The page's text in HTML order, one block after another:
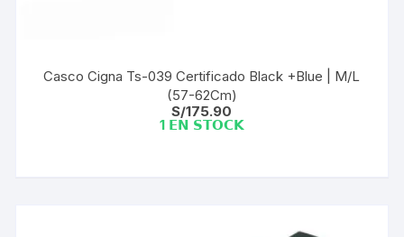
Casco Cigna Ts-039 Certificado Black +Blue | M/L
(57-62Cm)
S/175.90
1 𝗘𝗡 𝗦𝗧𝗢𝗖𝗞